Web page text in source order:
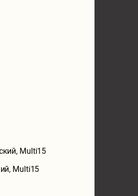
Multi15
Multi15